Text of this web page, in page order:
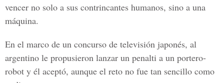
vencer no solo a sus contrincantes humanos, sino a una
máquina.
En el marco de un concurso de televisión japonés, al
argentino le propusieron lanzar un penalti a un portero-
robot y él aceptó, aunque el reto no fue tan sencillo como